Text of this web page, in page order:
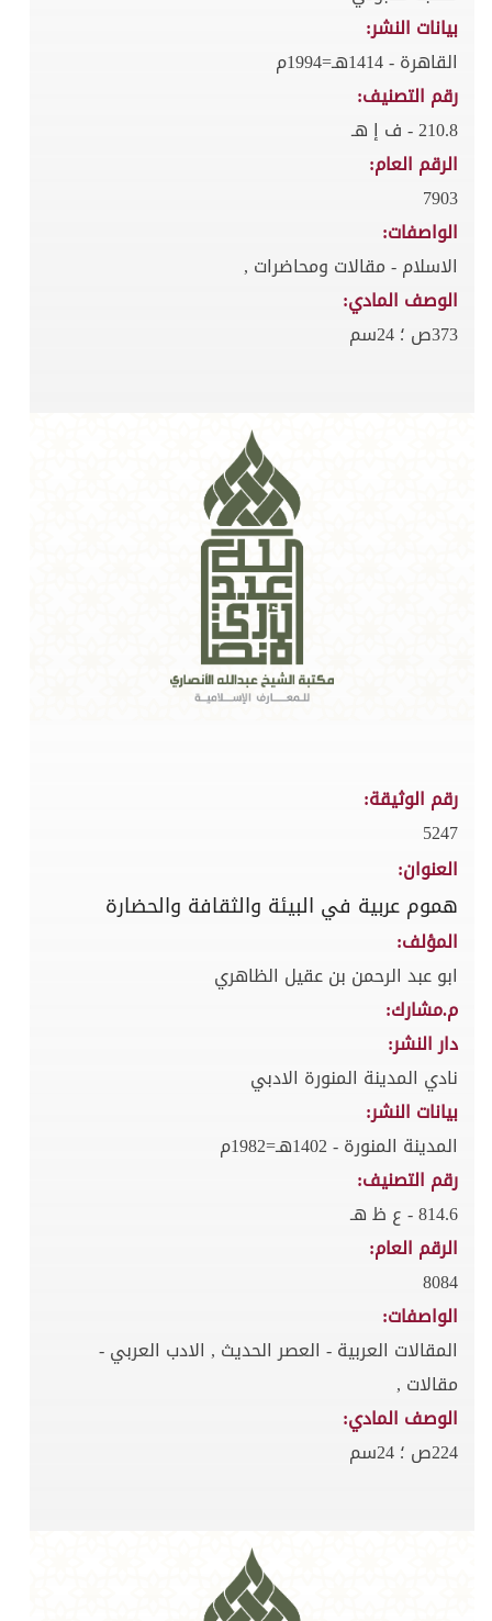
بيانات النشر:
القاهرة - 1414هـ=1994م
رقم التصنيف:
210.8 - ف إ هـ
الرقم العام:
7903
الواصفات:
الاسلام - مقالات ومحاضرات ,
الوصف المادي:
373ص ؛ 24سم
رقم الوثيقة:
5247
العنوان:
هموم عربية في البيئة والثقافة والحضارة
المؤلف:
ابو عبد الرحمن بن عقيل الظاهري
م.مشارك:
دار النشر:
نادي المدينة المنورة الادبي
بيانات النشر:
المدينة المنورة - 1402هـ=1982م
رقم التصنيف:
814.6 - ع ظ هـ
الرقم العام:
8084
الواصفات:
المقالات العربية - العصر الحديث , الادب العربي -
مقالات ,
الوصف المادي:
224ص ؛ 24سم